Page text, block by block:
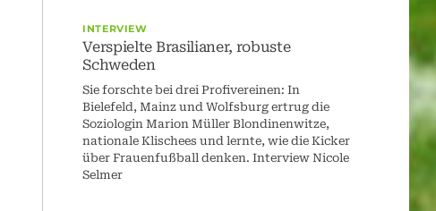
INTERVIEW
Verspielte Brasilianer, robuste
Schweden
Sie forschte bei drei Profivereinen: In
Bielefeld, Mainz und Wolfsburg ertrug die
Soziologin Marion Müller Blondinenwitze,
nationale Klischees und lernte, wie die Kicker
über Frauenfußball denken. Interview Nicole
Selmer